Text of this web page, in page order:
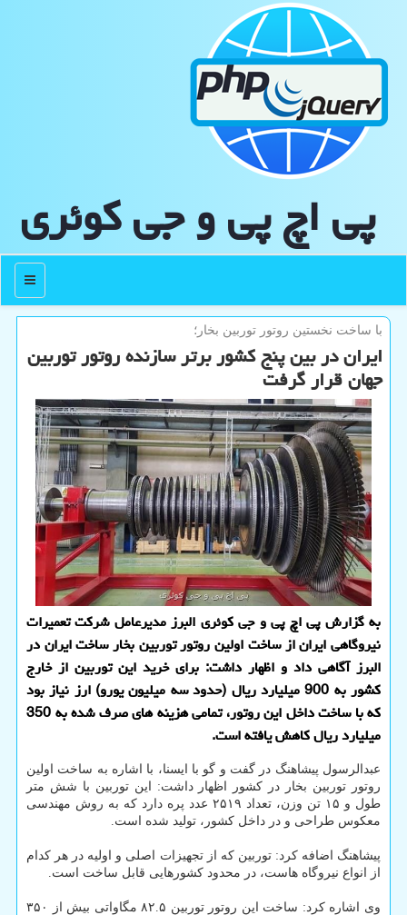
پی اچ پی و جی كوئری
منو
با ساخت نخستین روتور توربین بخار؛
ایران در بین پنج كشور برتر سازنده روتور توربین
جهان قرار گرفت
به گزارش پی اچ پی و جی کوئری البرز مدیرعامل شرکت تعمیرات
نیروگاهی ایران از ساخت اولین روتور توربین بخار ساخت ایران در
البرز آگاهی داد و اظهار داشت: برای خرید این توربین از خارج
کشور به 900 میلیارد ریال (حدود سه میلیون یورو) ارز نیاز بود
که با ساخت داخل این روتور، تمامی هزینه های صرف شده به 350
میلیارد ریال کاهش یافته است.
عبدالرسول پیشاهنگ در گفت و گو با ایسنا، با اشاره به ساخت اولین
روتور توربین بخار در کشور اظهار داشت: این توربین با شش متر
طول و ۱۵ تن وزن، تعداد ۲۵۱۹ عدد پره دارد که به روش مهندسی
معکوس طراحی و در داخل کشور، تولید شده است.
پیشاهنگ اضافه کرد: توربین که از تجهیزات اصلی و اولیه در هر کدام
از انواع نیروگاه هاست، در محدود کشورهایی قابل ساخت است.
وی اشاره کرد: ساخت این روتور توربین ۸۲.۵ مگاواتی بیش از ۳۵۰